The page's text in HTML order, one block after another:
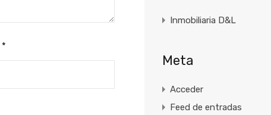
*
Inmobiliaria D&L
Meta
Acceder
Feed de entradas